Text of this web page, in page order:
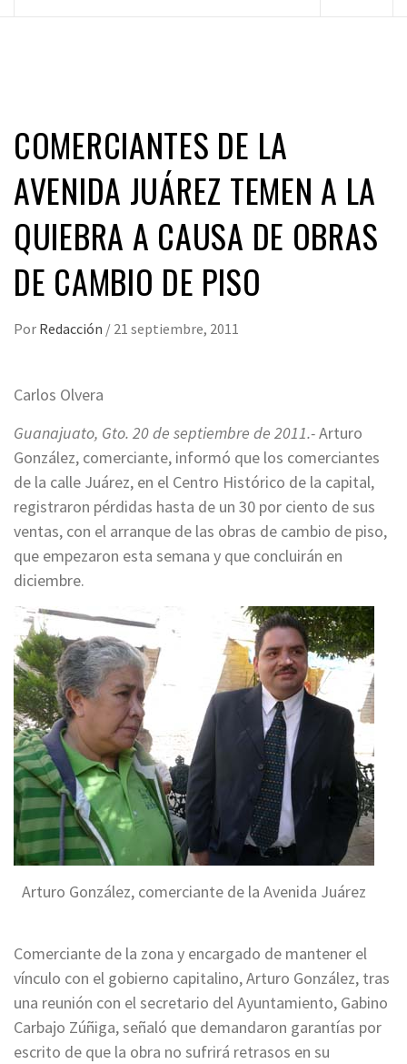
COMERCIANTES DE LA
AVENIDA JUÁREZ TEMEN A LA
QUIEBRA A CAUSA DE OBRAS
DE CAMBIO DE PISO
Por Redacción / 21 septiembre, 2011
Carlos Olvera
Guanajuato, Gto. 20 de septiembre de 2011.-Arturo
González, comerciante, informó que los comerciantes
de la calle Juárez, en el Centro Histórico de la capital,
registraron pérdidas hasta de un 30 por ciento de sus
ventas, con el arranque de las obras de cambio de piso,
que empezaron esta semana y que concluirán en
diciembre.
Arturo González, comerciante de la Avenida Juárez
Comerciante de la zona y encargado de mantener el
vínculo con el gobierno capitalino, Arturo González, tras
una reunión con el secretario del Ayuntamiento, Gabino
Carbajo Zúñiga, señaló que demandaron garantías por
escrito de que la obra no sufrirá retrasos en su